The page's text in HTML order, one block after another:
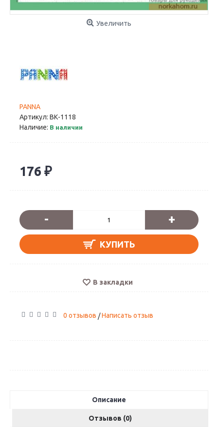
Увеличить
PANNA
Артикул: ВК-1118
Наличие: В наличии
176 ₽
- +
КУПИТЬ
В закладки
0 отзывов /Написать отзыв
Описание
Отзывов (0)